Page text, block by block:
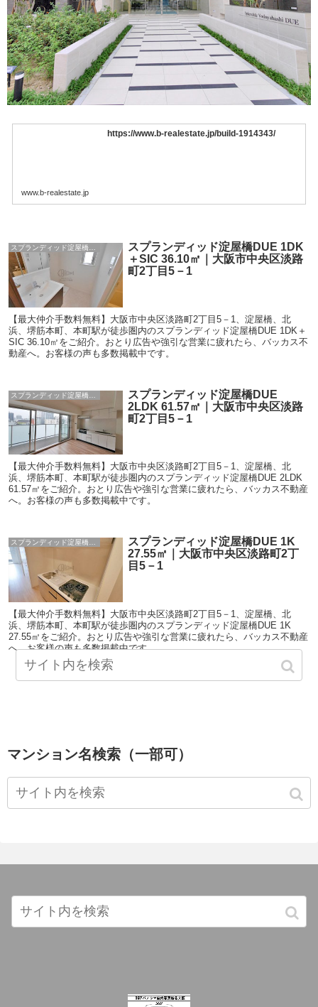
https://www.b-realestate.jp/build-1914343/
www.b-realestate.jp
スプランディッド淀屋橋DUE 1DK
＋SIC 36.10㎡｜大阪市中央区淡路
町2丁目5－1
【最大仲介手数料無料】大阪市中央区淡路町2丁目5－1、淀屋橋、北
浜、堺筋本町、本町駅が徒歩圏内のスプランディッド淀屋橋DUE 1DK＋
SIC 36.10㎡をご紹介。おとり広告や強引な営業に疲れたら、バッカス不
動産へ。お客様の声も多数掲載中です。
スプランディッド淀屋橋DUE
2LDK 61.57㎡｜大阪市中央区淡路
町2丁目5－1
【最大仲介手数料無料】大阪市中央区淡路町2丁目5－1、淀屋橋、北
浜、堺筋本町、本町駅が徒歩圏内のスプランディッド淀屋橋DUE 2LDK
61.57㎡をご紹介。おとり広告や強引な営業に疲れたら、バッカス不動産
へ。お客様の声も多数掲載中です。
スプランディッド淀屋橋DUE
スプランディッド淀屋橋DUE 1K
27.55㎡｜大阪市中央区淡路町2丁
目5－1
【最大仲介手数料無料】大阪市中央区淡路町2丁目5－1、淀屋橋、北
浜、堺筋本町、本町駅が徒歩圏内のスプランディッド淀屋橋DUE 1K
27.55㎡をご紹介。おとり広告や強引な営業に疲れたら、バッカス不動産
へ。お客様の声も多数掲載中です。
マンション名検索（一部可）